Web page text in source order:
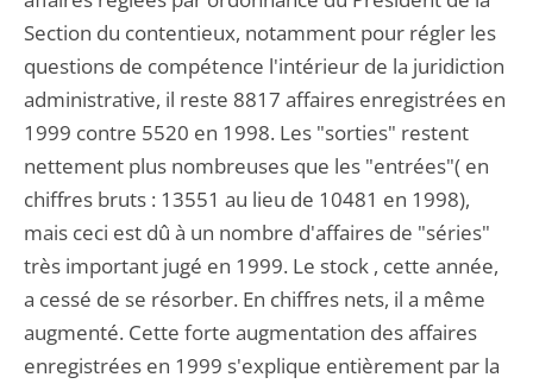
Section du contentieux, notamment pour régler les
questions de compétence l'intérieur de la juridiction
administrative, il reste 8817 affaires enregistrées en
1999 contre 5520 en 1998. Les "sorties" restent
nettement plus nombreuses que les "entrées"( en
chiffres bruts : 13551 au lieu de 10481 en 1998),
mais ceci est dû à un nombre d'affaires de "séries"
très important jugé en 1999. Le stock , cette année,
a cessé de se résorber. En chiffres nets, il a même
augmenté. Cette forte augmentation des affaires
enregistrées en 1999 s'explique entièrement par la